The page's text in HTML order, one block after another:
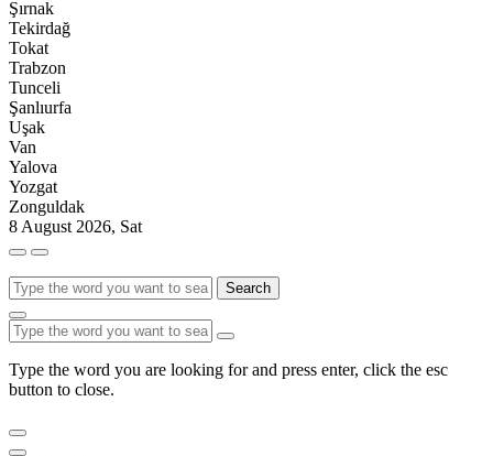
Şırnak
Tekirdağ
Tokat
Trabzon
Tunceli
Şanlıurfa
Uşak
Van
Yalova
Yozgat
Zonguldak
8 August 2026, Sat
Search
Type the word you are looking for and press enter, click the esc
button to close.